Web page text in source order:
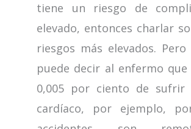
tiene un riesgo de
elevado, entonces charlar
riesgos más elevados.
puede decir al enfermo
0,005 por ciento de sufrir
cardíaco, por ejemplo,